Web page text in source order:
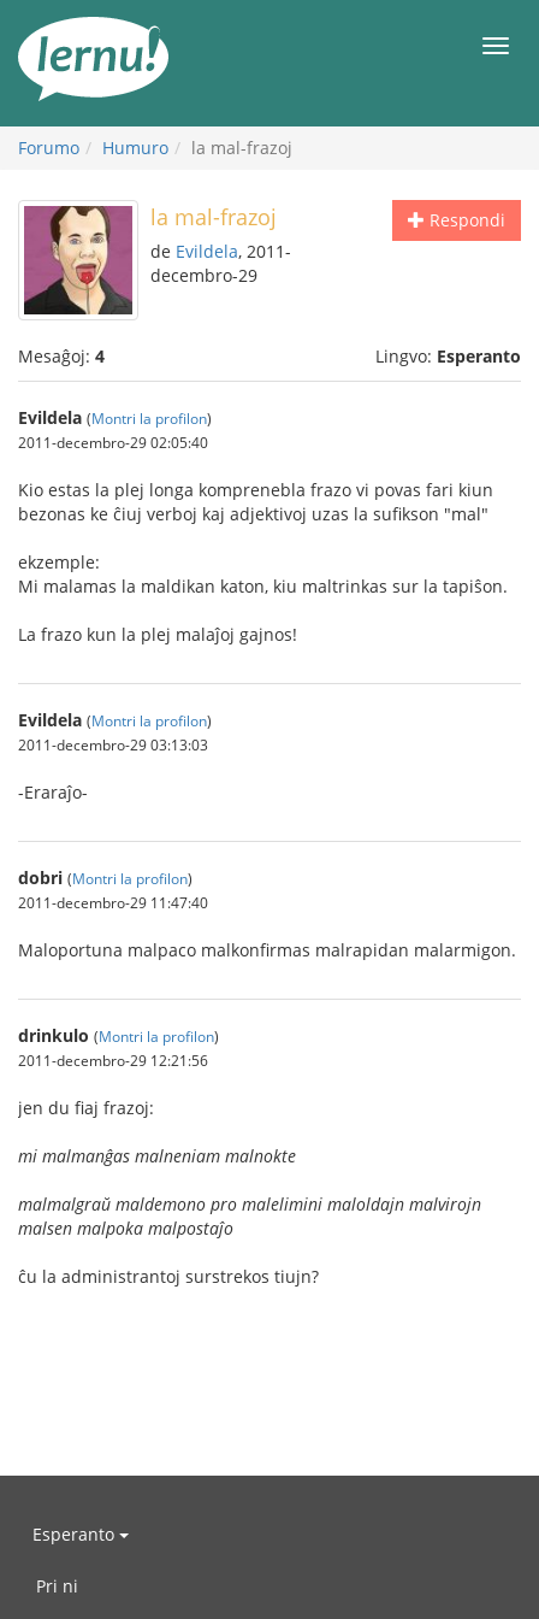
enhavo
Forumo Humuro la mal-frazoj
Respondi
la mal-frazoj
de Evildela, 2011-
decembro-29
Mesaĝoj: 4 Lingvo: Esperanto
Evildela (Montri la profilon)
2011-decembro-29 02:05:40
Kio estas la plej longa komprenebla frazo vi povas fari kiun
bezonas ke ĉiuj verboj kaj adjektivoj uzas la sufikson "mal"
ekzemple:
Mi malamas la maldikan katon, kiu maltrinkas sur la tapiŝon.
La frazo kun la plej malaĵoj gajnos!
Evildela (Montri la profilon)
2011-decembro-29 03:13:03
-Eraraĵo-
dobri (Montri la profilon)
2011-decembro-29 11:47:40
Maloportuna malpaco malkonfirmas malrapidan malarmigon.
drinkulo (Montri la profilon)
2011-decembro-29 12:21:56
jen du fiaj frazoj:
mi malmanĝas malneniam malnokte
malmalgraŭ maldemono pro malelimini maloldajn malvirojn
malsen malpoka malpostaĵo
ĉu la administrantoj surstrekos tiujn?
Esperanto
Pri ni